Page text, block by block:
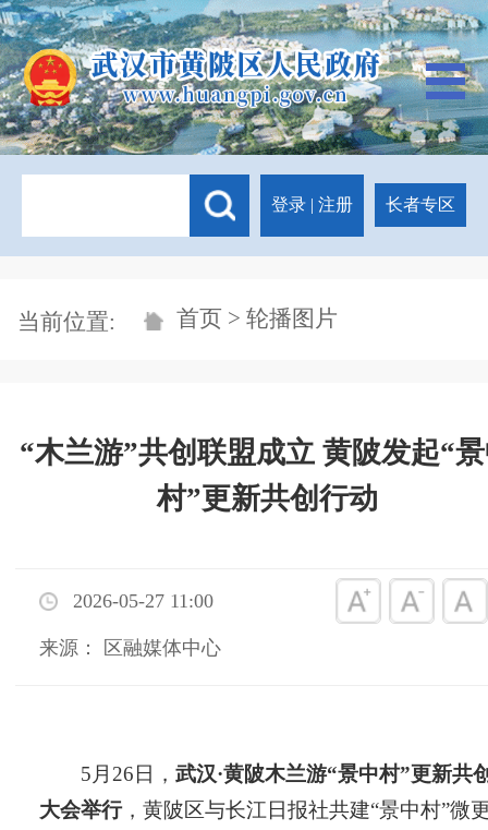
登录 | 注册 长者专区
当前位置: 首页 > 轮播图片
“木兰游”共创联盟成立 黄陂发起“
村”更新共创行动
2026-05-27 11:00
来源： 区融媒体中心
5月26日， 武汉·黄陂木兰游“景中村”更新共
大会举行，黄陂区与长江日报社共建“景中村”微